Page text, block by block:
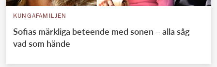
KUNGAFAMILJEN
Sofias märkliga beteende med sonen – alla såg
vad som hände